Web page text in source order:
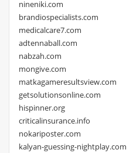
nineniki.com
brandiospecialists.com
medicalcare7.com
adtennaball.com
nabzah.com
mongive.com
matkagameresultsview.com
getsolutionsonline.com
hispinner.org
criticalinsurance.info
nokariposter.com
kalyan-guessing-nightplay.com